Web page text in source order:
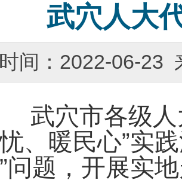
武穴人大
时间：2022-06-
穴市各级人
、暖民心”实
问题，开展实